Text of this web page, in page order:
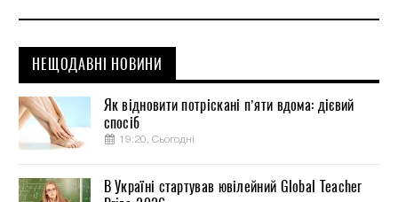
НЕЩОДАВНІ НОВИНИ
Як відновити потріскані п’яти вдома: дієвий
спосіб
19:20, Сьогодні
В Україні стартував ювілейний Global Teacher